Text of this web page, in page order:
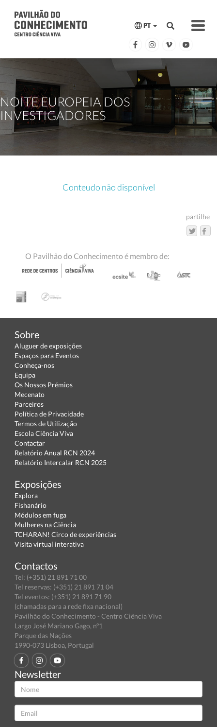
PT
NOITE EUROPEIA DOS
INVESTIGADORES
Conteudo não disponível
partilhe
O Pavilhão do Conhecimento é membro de:
Sobre
Aluguer de exposições
Espaços para Eventos
Conheça-nos
Equipa
Os Nossos Prémios
Mecenato
Parceiros
Política de Privacidade
Termos de Utilização
Escola Ciência Viva
Contactar
Relatório Anual RCN 2024
Relatório Intercalar RCN 2025
Exposições
Explora
Fishanário
Módulos em fuga
Mulheres na Ciência
TCHARAN! Circo de experiências
Visita virtual interativa
Contactos
Tel: (+351) 21 891 71 00
Tel reservas: (+351) 21 891 71 04
Tel eventos: (+351) 21 891 71 90
(chamadas para a rede fixa nacional)
Pavilhão do Conhecimento - Centro Ciência Viva
Largo José Mariano Gago, nº1
Parque das Nações
1990-073 Lisboa, Portugal
Newsletter